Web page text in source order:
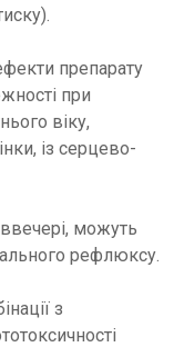
препарату
при
віку,
із серцево-
можуть
рефлюксу.
з